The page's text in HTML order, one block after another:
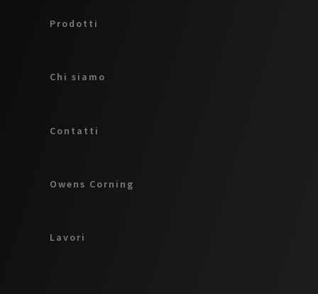
Prodotti
Chi siamo
Contatti
Owens Corning
Lavori